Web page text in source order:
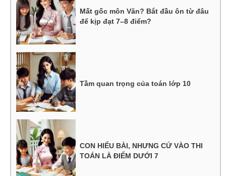
Mất gốc môn Văn? Bắt đầu ôn từ đâu
để kịp đạt 7–8 điểm?
Tầm quan trọng của toán lớp 10
CON HIỂU BÀI, NHƯNG CỨ VÀO THI
TOÁN LÀ ĐIỂM DƯỚI 7